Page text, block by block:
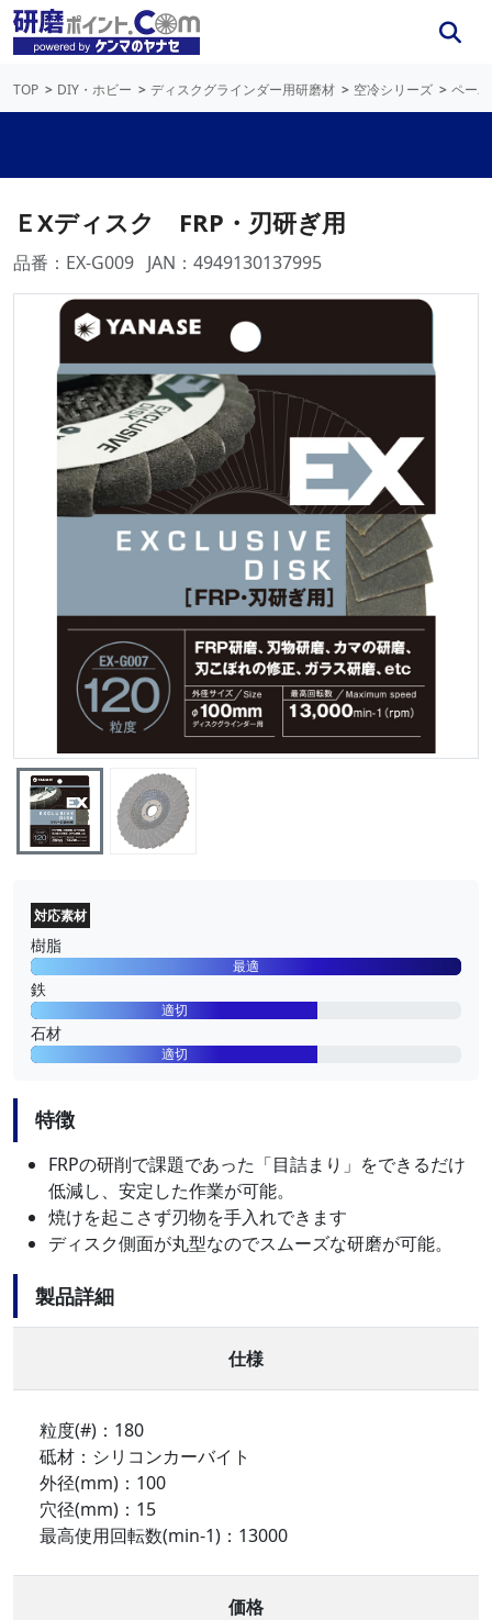
TOP DIY・ホビー ディスクグラインダー用研磨材 空冷シリーズ ペー
ＥXディスク FRP・刃研ぎ用
品番：EX-G009 JAN：4949130137995
対応素材
樹脂
最適
鉄
適切
石材
適切
特徴
FRPの研削で課題であった「目詰まり」をできるだけ
低減し、安定した作業が可能。
焼けを起こさず刃物を手入れできます
ディスク側面が丸型なのでスムーズな研磨が可能。
製品詳細
仕様
粒度(#)：180
砥材：シリコンカーバイト
外径(mm)：100
穴径(mm)：15
最高使用回転数(min-1)：13000
価格